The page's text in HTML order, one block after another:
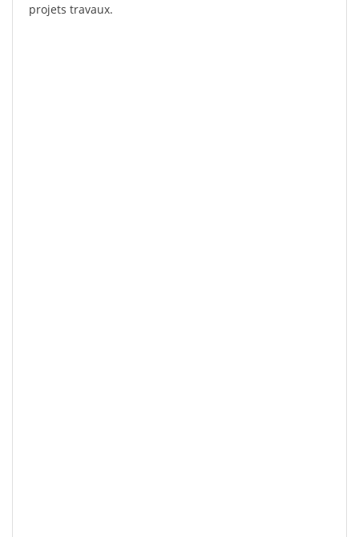
projets travaux.